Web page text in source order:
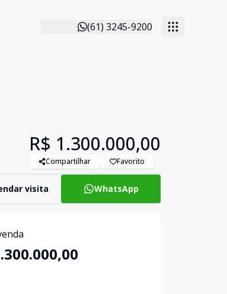
(61) 3245-9200
R$ 1.300.000,00
Compartilhar Favorito
visita WhatsApp